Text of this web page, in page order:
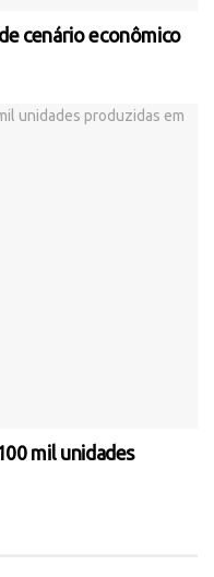
cenário econômico
mil unidades